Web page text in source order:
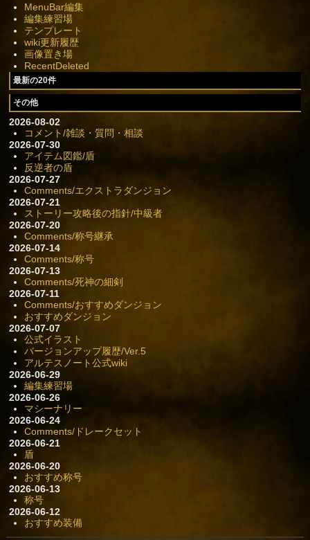
MenuBar編集
編集練習場
テンプレート
wiki更新履歴
画像置き場
RecentDeleted
最新の20件
その他
2026-08-02
コメント/雑談・質問・相談
2026-07-30
アイテム図鑑/盾
反逆者の盾
2026-07-27
Comments/エクストラダンジョン
2026-07-21
ストーリー攻略後の指針/中級者
2026-07-20
Comments/称号継承
2026-07-14
Comments/称号
2026-07-13
Comments/死神の細剣
2026-07-11
Comments/おすすめダンジョン
おすすめダンジョン
2026-07-07
公式イラスト
バージョンアップ履歴/Ver.5
アルテスノート公式wiki
2026-06-29
編集練習場
2026-06-26
マシーナリー
2026-06-24
Comments/ドレークセット
2026-06-21
盾
2026-06-20
おすすめ称号
2026-06-13
称号
2026-06-12
おすすめ装備